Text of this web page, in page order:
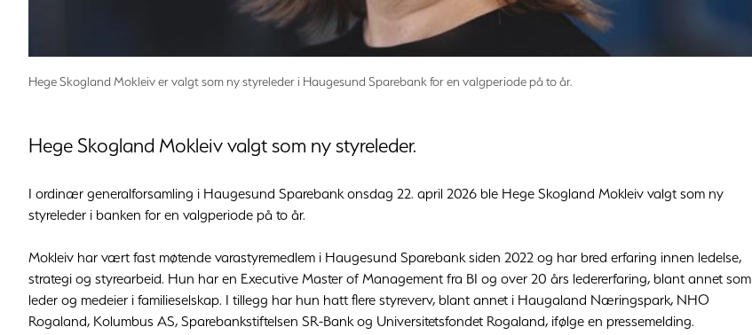
Hege Skogland Mokleiv er valgt som ny styreleder i Haugesund Sparebank for en valgperiode på to år.
Hege Skogland Mokleiv valgt som ny styreleder.
I ordinær generalforsamling i Haugesund Sparebank onsdag 22. april 2026 ble Hege Skogland Mokleiv valgt som ny
styreleder i banken for en valgperiode på to år.
Mokleiv har vært fast møtende varastyremedlem i Haugesund Sparebank siden 2022 og har bred erfaring innen ledelse,
strategi og styrearbeid. Hun har en Executive Master of Management fra BI og over 20 års ledererfaring, blant annet som
leder og medeier i familieselskap. I tillegg har hun hatt flere styreverv, blant annet i Haugaland Næringspark, NHO
Rogaland, Kolumbus AS, Sparebankstiftelsen SR-Bank og Universitetsfondet Rogaland, ifølge en pressemelding.